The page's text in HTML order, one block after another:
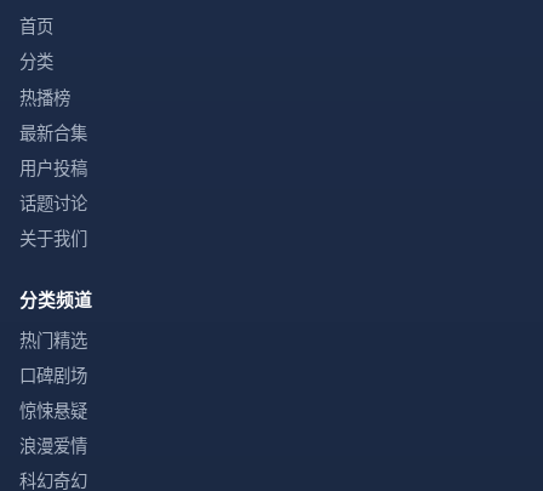
首页
分类
热播榜
最新合集
用户投稿
话题讨论
关于我们
分类频道
热门精选
口碑剧场
惊悚悬疑
浪漫爱情
科幻奇幻